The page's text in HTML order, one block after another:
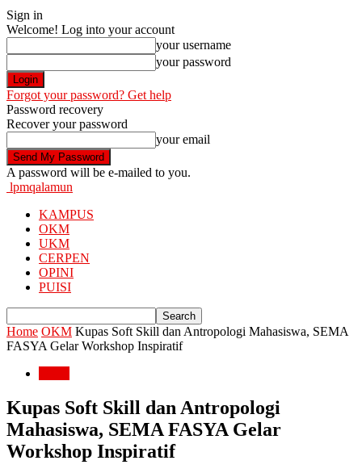
Sign in
Welcome! Log into your account
your username
your password
Forgot your password? Get help
Password recovery
Recover your password
your email
A password will be e-mailed to you.
lpmqalamun
KAMPUS
OKM
UKM
CERPEN
OPINI
PUISI
Home OKM Kupas Soft Skill dan Antropologi Mahasiswa, SEMA
FASYA Gelar Workshop Inspiratif
Kupas Soft Skill dan Antropologi
Mahasiswa, SEMA FASYA Gelar
Workshop Inspiratif